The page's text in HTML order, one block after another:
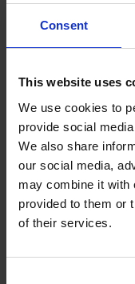
Consent
This website uses
We use cookies to
provide social
We also share
our social media,
may combine it with
provided to them or
of their services.
Andorra:
a motxillers
19 d'abril de 2026
Alberg a Andorra ,
Andorra,Andorra
a Andorra,
muntanya a
Senderisme a